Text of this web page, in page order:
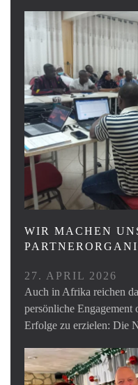
WIR MACHEN
27. APRIL 2026
Auch in Afrika reichen
persönliche
Erfolge zu erzielen: Die